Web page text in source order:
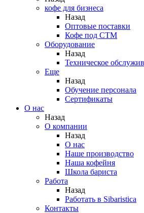
кофе для бизнеса
Назад
Оптовые поставки
Кофе под СТМ
Оборудование
Назад
Техническое
Еще
Назад
Обучение персонала
Сертификаты
О нас
Назад
O компании
Назад
О нас
Наше производство
Наша кофейня
Школа бариста
Работа
Назад
Работать в Sibaristica
Контакты